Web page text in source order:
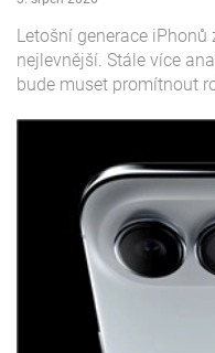
Letošní generace
nejlevnější. Stále více
bude muset promítnout